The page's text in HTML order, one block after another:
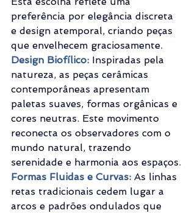
preferência por elegância discreta
e design atemporal, criando peças
que envelhecem graciosamente.
Design Biofílico: Inspiradas pela
natureza, as peças cerâmicas
contemporâneas apresentam
paletas suaves, formas orgânicas e
cores neutras. Este movimento
reconecta os observadores com o
mundo natural, trazendo
serenidade e harmonia aos espaços.
Formas Fluidas e Curvas: As linhas
retas tradicionais cedem lugar a
arcos e padrões ondulados que